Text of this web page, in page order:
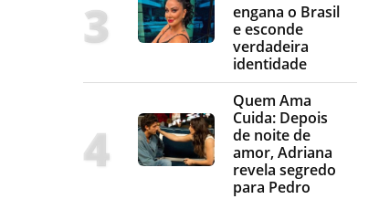
engana o Brasil
e esconde
verdadeira
identidade
Quem Ama
Cuida: Depois
de noite de
amor, Adriana
revela segredo
para Pedro